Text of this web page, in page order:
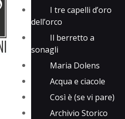
I tre capelli d’oro
dell’orco
Il berretto a
sonagli
Maria Dolens
Acqua e ciacole
Così è (se vi pare)
Archivio Storico